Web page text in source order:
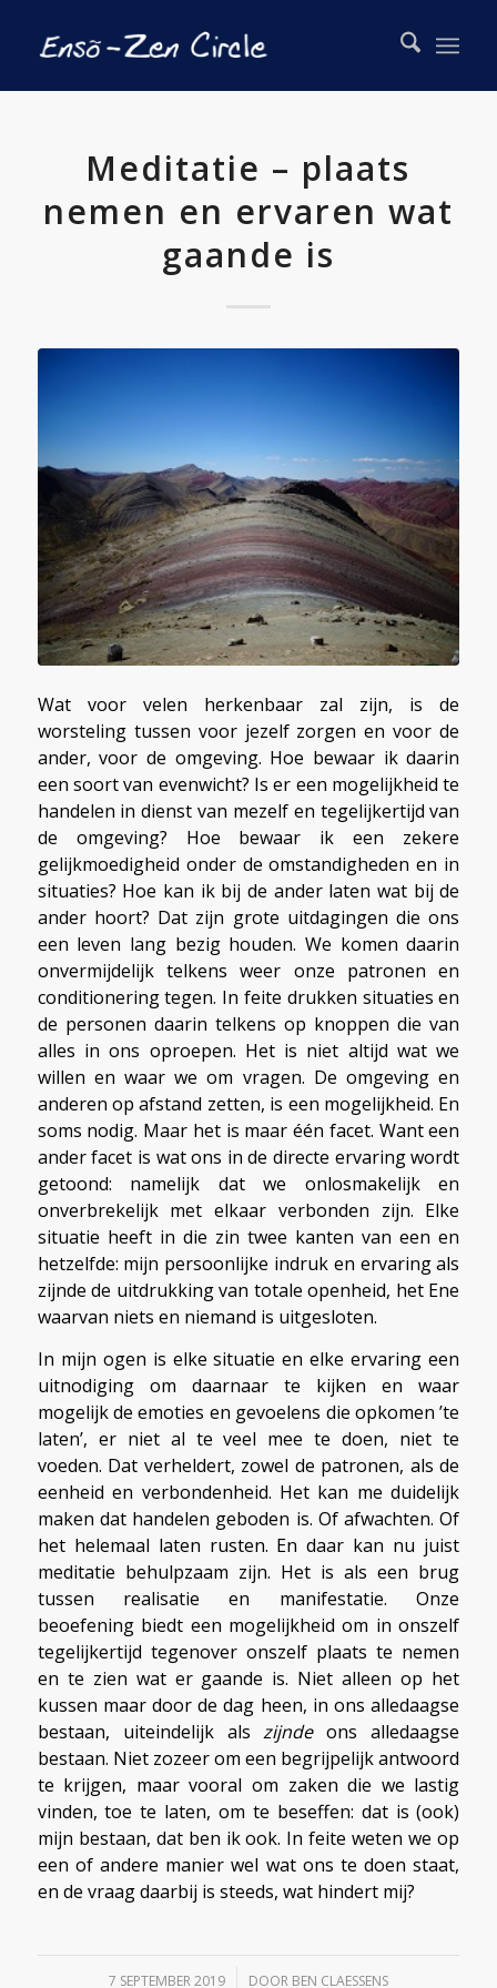
Meditatie – plaats
nemen en ervaren wat
gaande is
Wat voor velen herkenbaar zal zijn, is de
worsteling tussen voor jezelf zorgen en voor de
ander, voor de omgeving. Hoe bewaar ik daarin
een soort van evenwicht? Is er een mogelijkheid te
handelen in dienst van mezelf en tegelijkertijd van
de omgeving? Hoe bewaar ik een zekere
gelijkmoedigheid onder de omstandigheden en in
situaties? Hoe kan ik bij de ander laten wat bij de
ander hoort? Dat zijn grote uitdagingen die ons
een leven lang bezig houden. We komen daarin
onvermijdelijk telkens weer onze patronen en
conditionering tegen. In feite drukken situaties en
de personen daarin telkens op knoppen die van
alles in ons oproepen. Het is niet altijd wat we
willen en waar we om vragen. De omgeving en
anderen op afstand zetten, is een mogelijkheid. En
soms nodig. Maar het is maar één facet. Want een
ander facet is wat ons in de directe ervaring wordt
getoond: namelijk dat we onlosmakelijk en
onverbrekelijk met elkaar verbonden zijn. Elke
situatie heeft in die zin twee kanten van een en
hetzelfde: mijn persoonlijke indruk en ervaring als
zijnde de uitdrukking van totale openheid, het Ene
waarvan niets en niemand is uitgesloten.
In mijn ogen is elke situatie en elke ervaring een
uitnodiging om daarnaar te kijken en waar
mogelijk de emoties en gevoelens die opkomen ’te
laten’, er niet al te veel mee te doen, niet te
voeden. Dat verheldert, zowel de patronen, als de
eenheid en verbondenheid. Het kan me duidelijk
maken dat handelen geboden is. Of afwachten. Of
het helemaal laten rusten. En daar kan nu juist
meditatie behulpzaam zijn. Het is als een brug
tussen realisatie en manifestatie. Onze
beoefening biedt een mogelijkheid om in onszelf
tegelijkertijd tegenover onszelf plaats te nemen
en te zien wat er gaande is. Niet alleen op het
kussen maar door de dag heen, in ons alledaagse
bestaan, uiteindelijk alszijndeons alledaagse
bestaan. Niet zozeer om een begrijpelijk antwoord
te krijgen, maar vooral om zaken die we lastig
vinden, toe te laten, om te beseffen: dat is (ook)
mijn bestaan, dat ben ik ook. In feite weten we op
een of andere manier wel wat ons te doen staat,
en de vraag daarbij is steeds, wat hindert mij?
7 SEPTEMBER 2019
/ DOOR BEN CLAESSENS